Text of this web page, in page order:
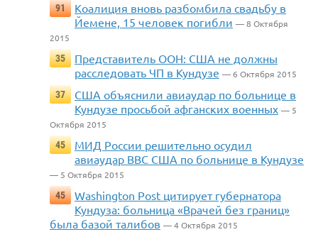
91
Коалиция вновь разбомбила свадьбу в
Йемене, 15 человек погибли — 8 Октября
2015
35
Представитель ООН: США не должны
расследовать ЧП в Кундузе — 6 Октября 2015
37
США объяснили авиаудар по больнице в
Кундузе просьбой афганских военных — 5
Октября 2015
45
МИД России решительно осудил
авиаудар ВВС США по больнице в Кундузе
— 5 Октября 2015
45
Washington Post цитирует губернатора
Кундуза: больница «Врачей без границ»
была базой талибов — 4 Октября 2015